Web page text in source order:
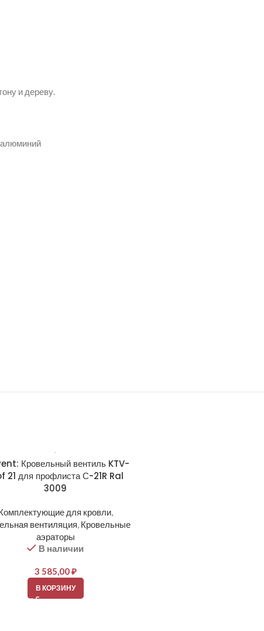
и дереву.
алюминий
Кровельный вентиль KTV-
21 для профлиста С-21R Ral
3009
для кровли,
вентиляция, Кровельные
аэраторы
В наличии
3 585,00₽
В КОРЗИНУ